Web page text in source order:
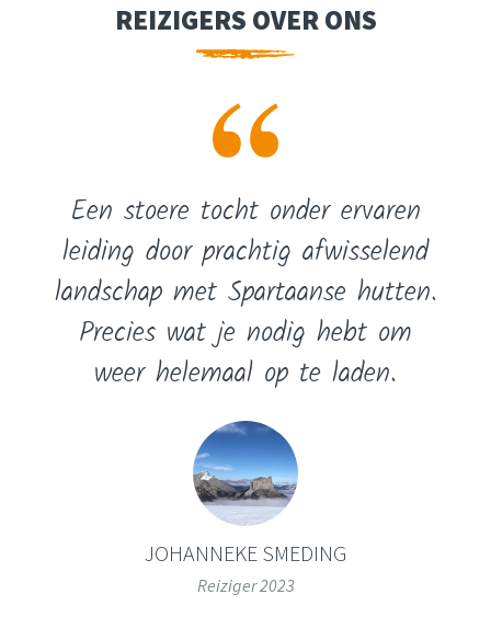
REIZIGERS OVER ONS
Een stoere tocht onder ervaren
leiding door prachtig afwisselend
landschap met Spartaanse hutten.
Precies wat je nodig hebt om
weer helemaal op te laden.
JOHANNEKE SMEDING
Reiziger 2023